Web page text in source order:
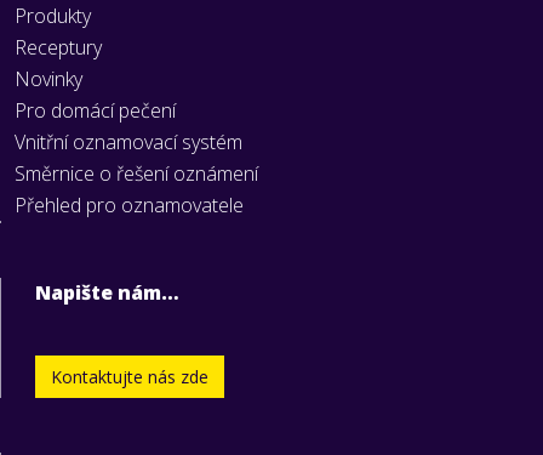
Produkty
Receptury
Novinky
Pro domácí pečení
Vnitřní oznamovací systém
Směrnice o řešení oznámení
Přehled pro oznamovatele
Napište nám…
Kontaktujte nás zde